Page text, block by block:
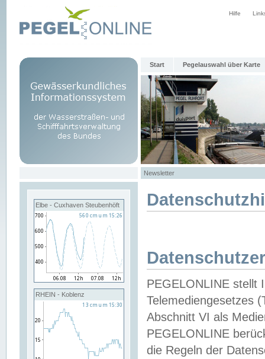
Hilfe
Start Pegelauswahl über Karte
Newsletter
Elbe - Cuxhaven Steubenhöft
RHEIN - Koblenz
PEGELONLINE stellt
Telemediengesetzes
Abschnitt VI als
PEGELONLINE
die Regeln der